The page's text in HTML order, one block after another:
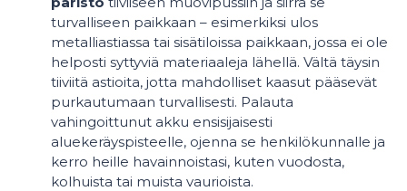
turvalliseen paikkaan – esimerkiksi ulos
metalliastiassa tai sisätiloissa paikkaan, jossa ei ole
helposti syttyviä materiaaleja lähellä. Vältä täysin
tiiviitä astioita, jotta mahdolliset kaasut pääsevät
purkautumaan turvallisesti. Palauta
vahingoittunut akku ensisijaisesti
aluekeräyspisteelle, ojenna se henkilökunnalle ja
kerro heille havainnoistasi, kuten vuodosta,
kolhuista tai muista vaurioista.